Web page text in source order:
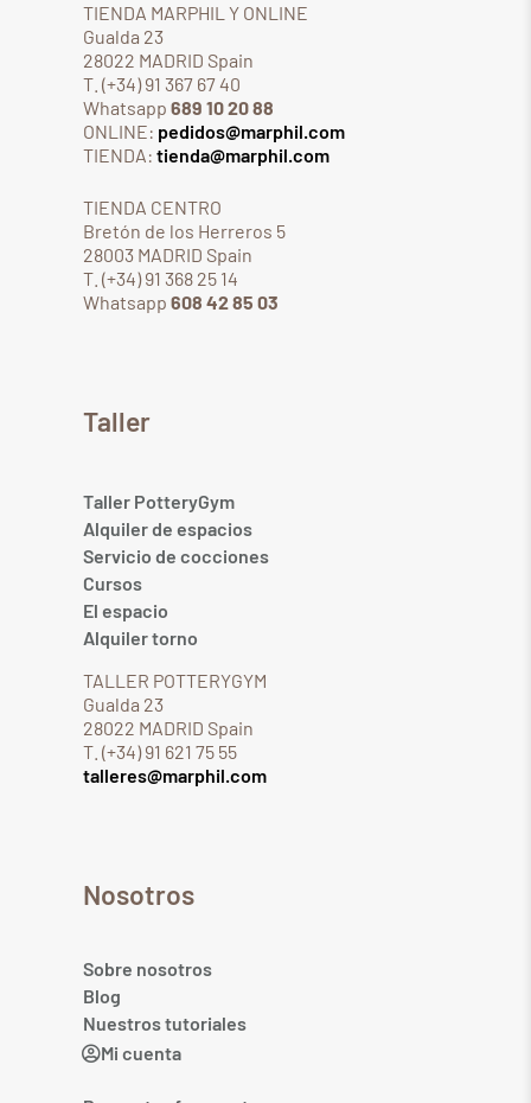
TIENDA MARPHIL Y ONLINE
Gualda 23
28022 MADRID Spain
T. (+34) 91 367 67 40
Whatsapp 689 10 20 88
ONLINE: pedidos@marphil.com
TIENDA: tienda@marphil.com
TIENDA CENTRO
Bretón de los Herreros 5
28003 MADRID Spain
T. (+34) 91 368 25 14
Whatsapp 608 42 85 03
Taller
Taller PotteryGym
Alquiler de espacios
Servicio de cocciones
Cursos
El espacio
Alquiler torno
TALLER POTTERYGYM
Gualda 23
28022 MADRID Spain
T. (+34) 91 621 75 55
talleres@marphil.com
Nosotros
Sobre nosotros
Blog
Nuestros tutoriales
Mi cuenta